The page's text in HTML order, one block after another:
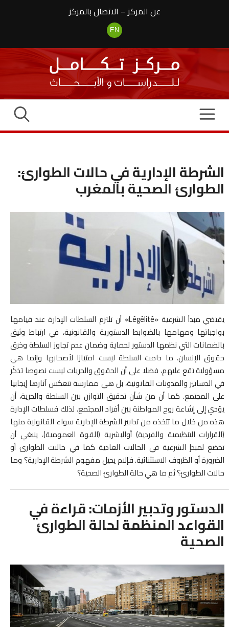
عن المركز– الاتصال بالمركز
EN
الشرطة الإدارية في حالات الطوارئ:
الطوارئ الصحية بالمغرب
يقتضي مبدأ الشرعية «Légélité» أن تلتزم السلطات الإدارة عند قيامها
بواجباتها ومهامها بالضوابط الدستورية والقانونية، في ارتباط وثيق
بالضمانات التي نظمها الدستور لحماية وضمان عدم تجاوز السلطة وخرق
حقوق الإنسان، ما دامت السلطة ليست امتيازا لأصحابها وإنما هي
مسؤولية تقع عليهم، فضلا على أن الحقوق والحريات ليست نصوصا تذكَر
في الدساتير والمدونات القانونية، بل هي ممارسة تنعكس آثارها إيجابيا
على المجتمع. كما أن من شأن تحقيق التوازن بين السلطة والحرية، أن
يؤدي إلى إشاعة روح المواطنة بين أفراد المجتمع. لذلك فسلطات الإدارة
هذه من خلال ما تتخذه من تدابير الشرطة الإدارية سواء القانونية منها
(القرارات التنظيمية والفردية) أوالبشرية (القوة العمومية)، ينبغي أن
تخضع لمبدإ الشرعية في الحالات العادية كما في حالات الطوارئ أو
الضرورة أو الظروف الاستثنائية. فإلام يحيل مفهوم الشرطة الإدارية؟ وما
حالات الطوارئ؟ ثم ما هي حالة الطوارئ الصحية؟
الدستور وتدبير الأزمات: قراءة في
القواعد المنظمة لحالة الطوارئ
الصحية